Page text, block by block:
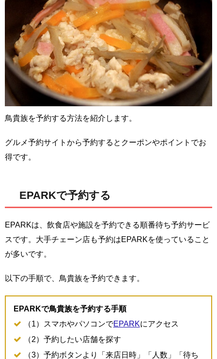
鳥貴族を予約する方法を紹介します。
グルメ予約サイトから予約するとクーポンやポイントでお
得です。
EPARKで予約する
EPARKは、飲食店や施設を予約できる順番待ち予約サービ
スです。大手チェーン店も予約はEPARKを使っていること
が多いです。
以下の手順で、鳥貴族を予約できます。
EPARKで鳥貴族を予約する手順
（1）スマホやパソコンでEPARKにアクセス
（2）予約したい店舗を探す
（3）予約ボタンより「来店日時」「人数」「待ち